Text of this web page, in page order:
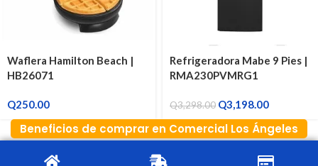
Waflera Hamilton Beach |
HB26071
Q250.00
Refrigeradora Mabe 9 Pies |
RMA230PVMRG1
Q3,298.00 Q3,198.00
Beneficios de comprar en Comercial Los Ángeles